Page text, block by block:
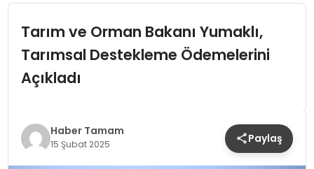
SAĞLIK
EKONOMI
MAGAZIN
Tarım ve Orman Bakanı Yumaklı,
Tarımsal Destekleme Ödemelerini
Açıkladı
Haber Tamam
15 Şubat 2025 Paylaş